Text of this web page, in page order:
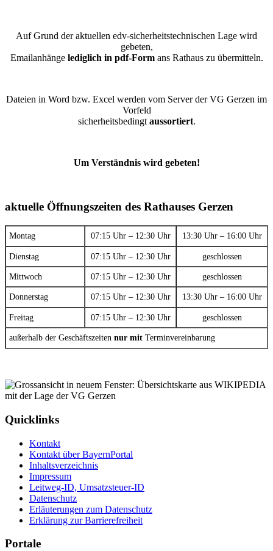
Auf Grund der aktuellen edv-sicherheitstechnischen Lage wird
gebeten,
Emailanhänge lediglich in pdf-Formans Rathaus zu übermitteln.
Dateien in Word bzw. Excel werden vom Server der VG Gerzen im
Vorfeld
sicherheitsbedingt aussortiert.
Um Verständnis wird gebeten!
aktuelle Öffnungszeiten des Rathauses Gerzen
Montag 07:15 Uhr – 12:30 Uhr 13:30 Uhr – 16:00 Uhr
Dienstag 07:15 Uhr – 12:30 Uhr geschlossen
Mittwoch 07:15 Uhr – 12:30 Uhr geschlossen
Donnerstag 07:15 Uhr – 12:30 Uhr 13:30 Uhr – 16:00 Uhr
Freitag 07:15 Uhr – 12:30 Uhr geschlossen
außerhalb der Geschäftszeiten nur mit Terminvereinbarung
Quicklinks
Kontakt
Kontakt über BayernPortal
Inhaltsverzeichnis
Impressum
Leitweg-ID, Umsatzsteuer-ID
Datenschutz
Erläuterungen zum Datenschutz
Erklärung zur Barrierefreiheit
Portale